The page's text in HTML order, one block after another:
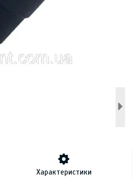
Характеристики